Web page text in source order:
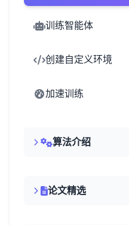
训练智能体
创建自定义环境
加速训练
算法介绍
论文精选